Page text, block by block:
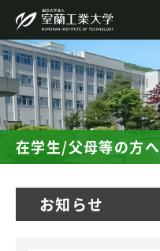
在学生/父母等の方へ
お知らせ